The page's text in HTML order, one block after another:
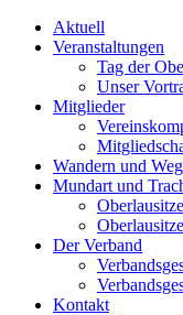
Aktuell
Veranstaltungen
Tag der
Unser
Mitglieder
Wandern und
Mundart und
Der Verband
Kontakt